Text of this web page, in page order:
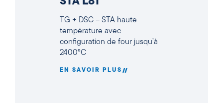
TG + DSC – STA haute
température avec
configuration de four jusqu’à
2400°C
EN SAVOIR PLUS